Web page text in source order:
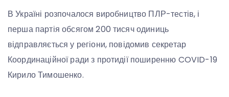
В Україні розпочалося виробництво ПЛР-тестів, і
перша партія обсягом 200 тисяч одиниць
відправляється у регіони, повідомив секретар
Координаційної ради з протидії поширенню COVID-19
Кирило Тимошенко.